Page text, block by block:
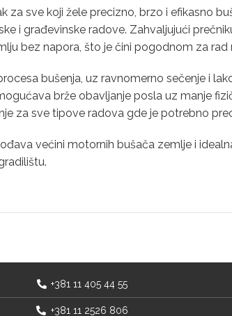
za sve koji žele precizno, brzo i efikasno
i građevinske radove. Zahvaljujući
bez napora, što je čini pogodnom za
bušenja, uz ravnomerno sečenje i
brže obavljanje posla uz manje
za sve tipove radova gde je potrebno
većini motornih bušača zemlje i
+381 11 405 44 55
+381 11 2526 806